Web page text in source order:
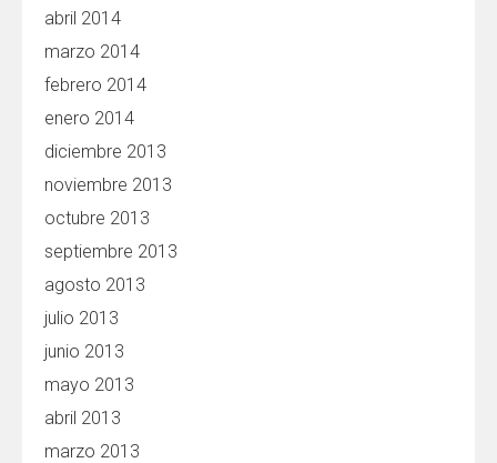
abril 2014
marzo 2014
febrero 2014
enero 2014
diciembre 2013
noviembre 2013
octubre 2013
septiembre 2013
agosto 2013
julio 2013
junio 2013
mayo 2013
abril 2013
marzo 2013